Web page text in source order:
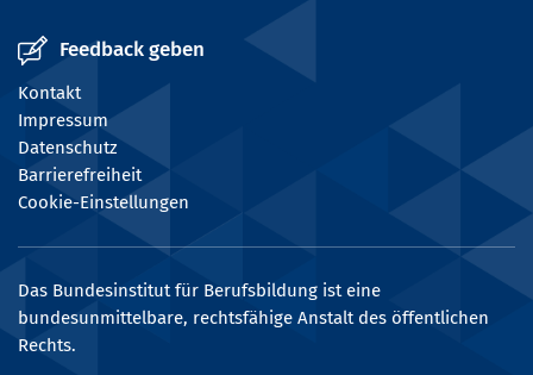
Feedback geben
Kontakt
Impressum
Datenschutz
Barrierefreiheit
Cookie-Einstellungen
Das Bundesinstitut für Berufsbildung ist eine
bundesunmittelbare, rechtsfähige Anstalt des öffentlichen
Rechts.